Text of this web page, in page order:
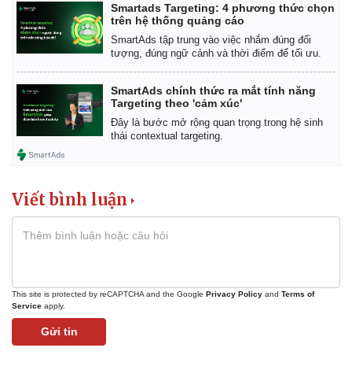
Pháp luật
Vụ án
Tin nóng
Vũ khí
Smartads Targeting: 4 phương thức chọn
trên hệ thống quảng cáo
SmartAds tập trung vào việc nhắm đúng đối
tượng, đúng ngữ cảnh và thời điểm để tối ưu.
SmartAds chính thức ra mắt tính năng
Targeting theo 'cảm xúc'
Đây là bước mở rộng quan trọng trong hệ sinh
thái contextual targeting.
Viết bình luận
This site is protected by reCAPTCHA and the Google Privacy Policy and Terms of
Service apply.
Gửi tin